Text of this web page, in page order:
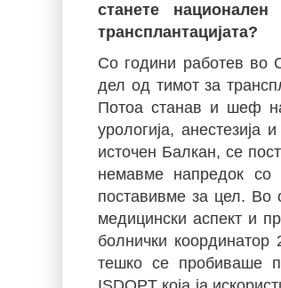
станете
трансплантацијата?
Со години работев во
дел од тимот за
Потоа станав и шеф
урологија,
источен Балкан, се
немавме напредок со
поставивме за цел. Во
медицински аспект и
болнички
тешко се пробиваше